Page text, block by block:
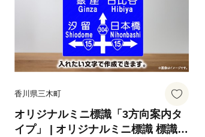
香川県三木町
オリジナルミニ標識「3方向案内タ
イプ」 | オリジナルミニ標識 標識